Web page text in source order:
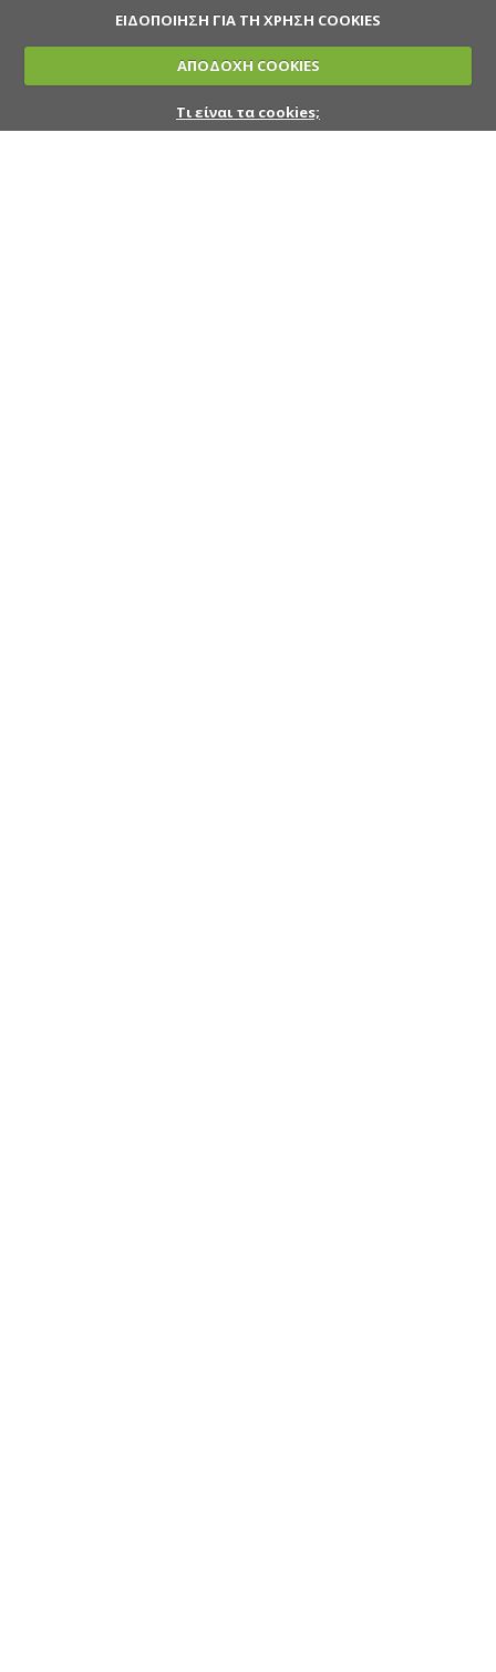
ΕΙΔΟΠΟΙΗΣΗ ΓΙΑ ΤΗ ΧΡΗΣΗ COOKIES
ΑΠΟΔΟΧΗ COOKIES
Τι είναι τα cookies;